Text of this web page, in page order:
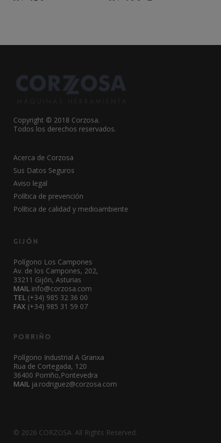
Copyright © 2018 Corzosa.
Todos los derechos reservados.
Acerca de Corzosa
Sus Datos Seguros
Aviso legal
Política de prevención
Política de calidad y medioambiente
Gijón
Polígono Los Campones
Av. de los Campones, 202,
33211 Gijón, Asturias
MAIL info@corzosa.com
TEL (+34) 985 32 36 00
FAX(+34) 985 31 59 07
Porriño
Polígono Industrial A Granxa
Rua de Cortegada, 120
36400 Porriño,Pontevedra
MAILja.rodriguez@corzosa.com
© 2026 CORZOSA. All Rights Reserved.